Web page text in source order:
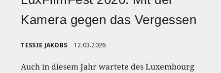
Kamera gegen das Vergessen
TESSIE JAKOBS 12.03.2026
Auch in diesem Jahr wartete des Luxembourg